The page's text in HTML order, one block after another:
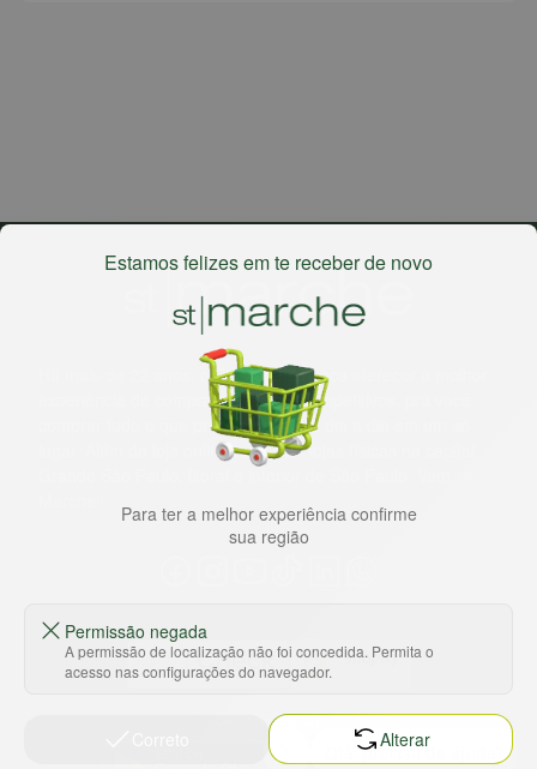
, o St. Marche busca oferecer a melhor
experiência de compras, a preços competitivos, pra você
comprar tudo o que precisa para seu dia a dia em um só
lugar. Além da loja online temos 31 lojas físicas na capital,
Baixe nosso app
Estamos felizes em te receber de novo
Para ter a melhor experiência confirme
sua região
Permissão negada
A permissão de localização não foi concedida. Permita o
acesso nas configurações do navegador.
Alterar